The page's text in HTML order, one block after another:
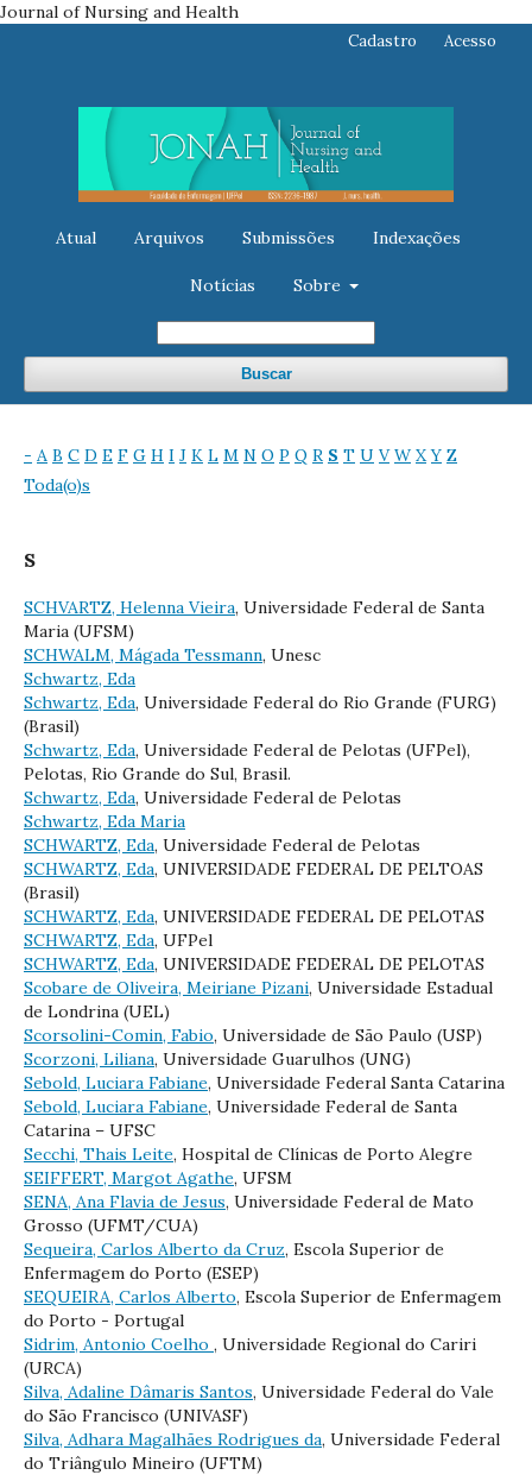
Journal of Nursing and Health
Atual Arquivos Submissões Indexações
Notícias Sobre
Buscar
Cadastro Acesso
- A B C D E F G H I J K L M N O P Q R S T U V W X Y Z
Toda(o)s
S
SCHVARTZ, Helenna Vieira, Universidade Federal de Santa
Maria (UFSM)
SCHWALM, Mágada Tessmann, Unesc
Schwartz, Eda
Schwartz, Eda, Universidade Federal do Rio Grande (FURG)
(Brasil)
Schwartz, Eda, Universidade Federal de Pelotas (UFPel),
Pelotas, Rio Grande do Sul, Brasil.
Schwartz, Eda, Universidade Federal de Pelotas
Schwartz, Eda Maria
SCHWARTZ, Eda, Universidade Federal de Pelotas
SCHWARTZ, Eda, UNIVERSIDADE FEDERAL DE PELTOAS
(Brasil)
SCHWARTZ, Eda, UNIVERSIDADE FEDERAL DE PELOTAS
SCHWARTZ, Eda, UFPel
SCHWARTZ, Eda, UNIVERSIDADE FEDERAL DE PELOTAS
Scobare de Oliveira, Meiriane Pizani, Universidade Estadual
de Londrina (UEL)
Scorsolini-Comin, Fabio, Universidade de São Paulo (USP)
Scorzoni, Liliana, Universidade Guarulhos (UNG)
Sebold, Luciara Fabiane, Universidade Federal Santa Catarina
Sebold, Luciara Fabiane, Universidade Federal de Santa
Catarina – UFSC
Secchi, Thais Leite, Hospital de Clínicas de Porto Alegre
SEIFFERT, Margot Agathe, UFSM
SENA, Ana Flavia de Jesus, Universidade Federal de Mato
Grosso (UFMT/CUA)
Sequeira, Carlos Alberto da Cruz, Escola Superior de
Enfermagem do Porto (ESEP)
SEQUEIRA, Carlos Alberto, Escola Superior de Enfermagem
do Porto - Portugal
Sidrim, Antonio Coelho , Universidade Regional do Cariri
(URCA)
Silva, Adaline Dâmaris Santos, Universidade Federal do Vale
do São Francisco (UNIVASF)
Silva, Adhara Magalhães Rodrigues da, Universidade Federal
do Triângulo Mineiro (UFTM)